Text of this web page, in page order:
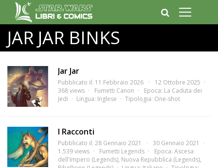
JAR JAR BINKS
Jar Jar
Pubblicato il: 11 Febbraio 2026
12 Ottobre 2025
368 views
Fumetti Canon Epoca: La Caduta dei
Jedi
Lingua: Inglese Tipologia: One-shot
I Racconti
Pubblicato il: 28 Gennaio 2021
30 Gennaio 2021
1.539 views
Fumetti Legends Epoca: Ascesa
dell'Impero (Legends), Nuova Repubblica (Legends),